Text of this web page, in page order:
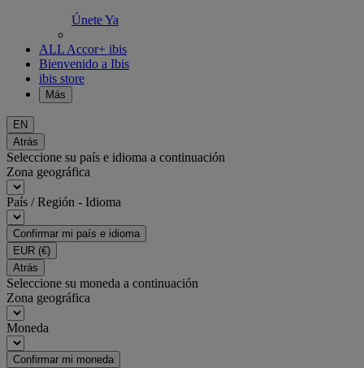
Únete Ya
ALL Accor+ ibis
Bienvenido a Ibis
ibis store
Más
EN
Atrás
Seleccione su país e idioma a continuación
Zona geográfica
País / Región - Idioma
Confirmar mi país e idioma
EUR (€)
Atrás
Seleccione su moneda a continuación
Zona geográfica
Moneda
Confirmar mi moneda